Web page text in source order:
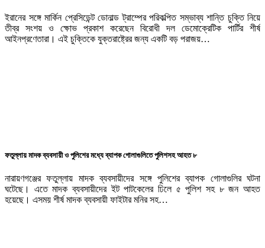
ইরানের সঙ্গে মার্কিন প্রেসিডেন্ট ডোনাল্ড ট্রাম্পের পরিকল্পিত সম্ভাব্য শান্তি চুক্তি নিয়ে
তীব্র সংশয় ও ক্ষোভ প্রকাশ করেছেন বিরোধী দল ডেমোক্রেটিক পার্টির শীর্ষ
আইনপ্রণেতারা। এই চুক্তিকে যুক্তরাষ্ট্রের জন্য একটি বড় পরাজয়…
ফতুল্লায় মাদক ব্যবসায়ী ও পুলিশের মধ্যে ব্যাপক গোলাগুলিতে পুলিশসহ আহত ৮
নারায়ণগঞ্জের ফতুল্লায় মাদক ব্যবসায়ীদের সঙ্গে পুলিশের ব্যাপক গোলাগুলির ঘটনা
ঘটেছে। এতে মাদক ব্যবসায়ীদের ইট পাটকেলের ঢিলে ৫ পুলিশ সহ ৮ জন আহত
হয়েছে। এসময় শীর্ষ মাদক ব্যবসায়ী ফাইটার মনির সহ…